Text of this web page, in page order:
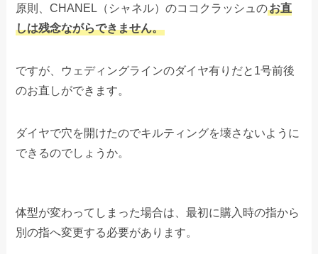
原則、CHANEL（シャネル）のココクラッシュのお直
しは残念ながらできません。
ですが、ウェディングラインのダイヤ有りだと1号前後
のお直しができます。
ダイヤで穴を開けたのでキルティングを壊さないように
できるのでしょうか。
体型が変わってしまった場合は、最初に購入時の指から
別の指へ変更する必要があります。